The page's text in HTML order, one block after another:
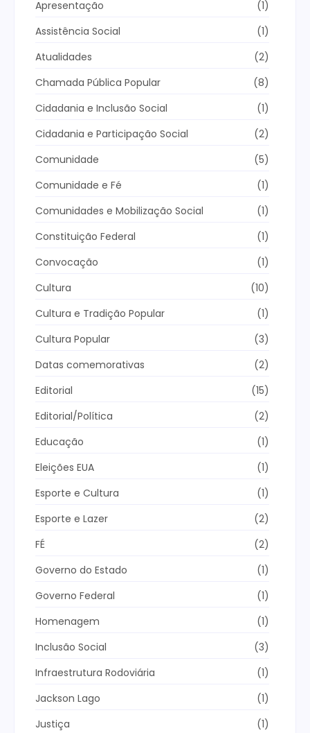
Apresentação
(1)
Assistência Social
(1)
Atualidades
(2)
Chamada Pública Popular
(8)
Cidadania e Inclusão Social
(1)
Cidadania e Participação Social
(2)
Comunidade
(5)
Comunidade e Fé
(1)
Comunidades e Mobilização Social
(1)
Constituição Federal
(1)
Convocação
(1)
Cultura
(10)
Cultura e Tradição Popular
(1)
Cultura Popular
(3)
Datas comemorativas
(2)
Editorial
(15)
Editorial/Política
(2)
Educação
(1)
Eleições EUA
(1)
Esporte e Cultura
(1)
Esporte e Lazer
(2)
FÉ
(2)
Governo do Estado
(1)
Governo Federal
(1)
Homenagem
(1)
Inclusão Social
(3)
Infraestrutura Rodoviária
(1)
Jackson Lago
(1)
Justiça
(1)